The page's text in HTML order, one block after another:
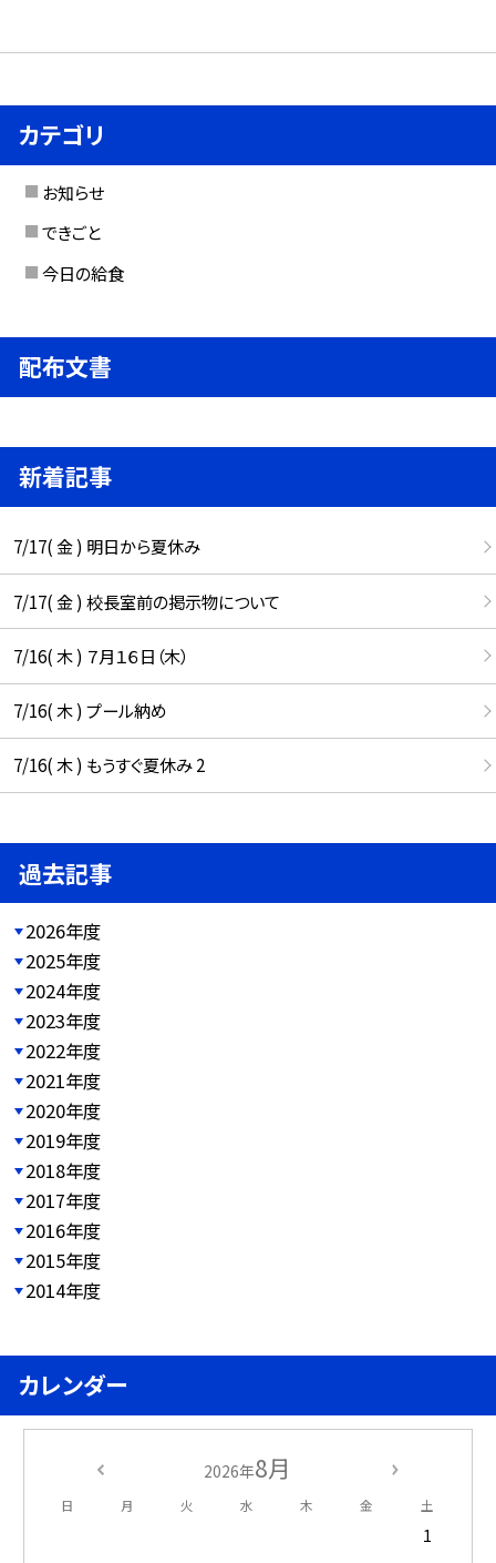
カテゴリ
お知らせ
できごと
今日の給食
配布文書
新着記事
7/17( 金 ) 明日から夏休み
7/17( 金 ) 校長室前の掲示物について
7/16( 木 ) ７月１６日（木）
7/16( 木 ) プール納め
7/16( 木 ) もうすぐ夏休み 2
過去記事
2026年度
2025年度
2024年度
2023年度
2022年度
2021年度
2020年度
2019年度
2018年度
2017年度
2016年度
2015年度
2014年度
カレンダー
2026年8月
日 月 火 水 木 金 土
1